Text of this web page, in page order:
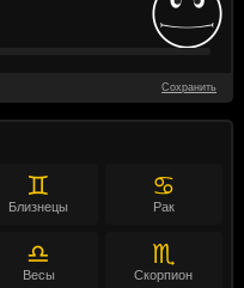
Сохранить
♊
Близнецы
♋
Рак
♎
Весы
♏
Скорпион